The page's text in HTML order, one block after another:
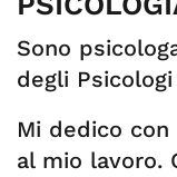
Sono
degli
Mi dedico
al mio lavoro.